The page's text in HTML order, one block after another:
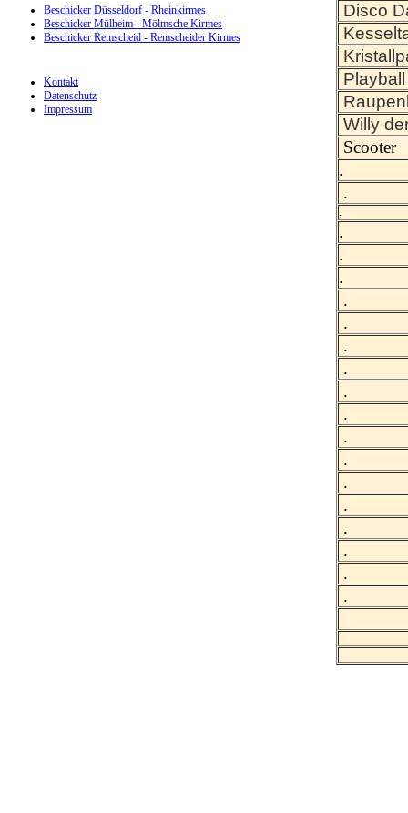
Disco
Playball
Willy
Scooter
.
.
.
.
.
.
.
.
.
.
.
.
.
.
.
.
.
.
.
.
Beschicker Düsseldorf - Rheinkirmes
Beschicker Mülheim - Mölmsche Kirmes
Beschicker Remscheid - Remscheider Kirmes
Kontakt
Datenschutz
Impressum